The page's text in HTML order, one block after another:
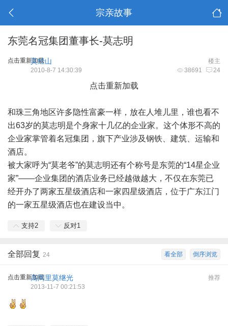
宗亲故事
东莞名冠集团董事长-莫志明
点击重新加载 楼主
莫经山
38691 24
2010-8-7 14:30:39
点击重新加载
和珠三角地区许多隐性富豪一样，放在人堆儿里，谁也看不
出63岁的莫志明是个身家十几亿的企业家。这个体形不高的
企业家掌管着名冠集团，旗下产业涉及钢铁、建筑、运输和
酒店。
被大家呼为“莫老爷”的莫志明还有个称号是东莞的“14星企业
家”——企业集团的酒店业务已经越做越大，不仅在东莞已
经开办了两家五星级酒店和一家四星级酒店，位于广东江门
的一家五星级酒店也在建设当中。
支持2 反对1
倒序浏览
看全部
全部回复 24
点击重新加载 推荐
高岡里莫继光
2013-11-7 00:21:53